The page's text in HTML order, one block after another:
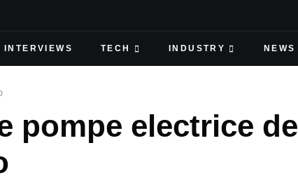
INTERVIEWS TECH INDUSTRY NEWS
pompe electrice de